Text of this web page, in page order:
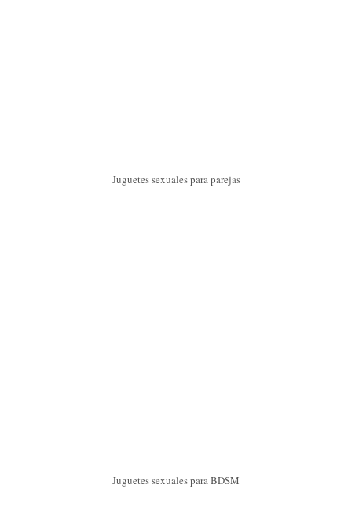
Juguetes sexuales para parejas
Juguetes sexuales para BDSM